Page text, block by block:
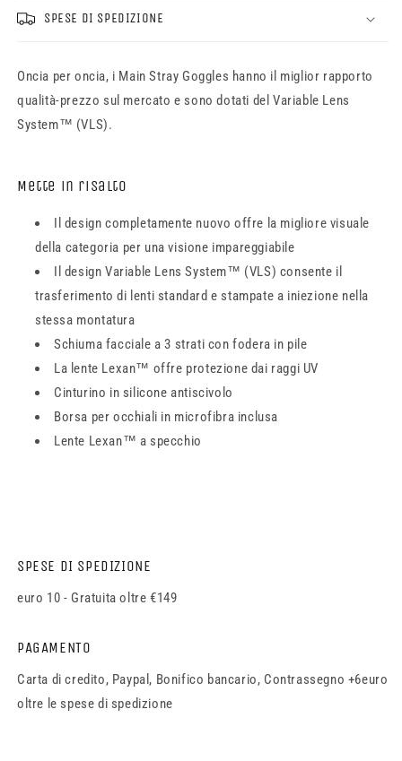
SPESE DI SPEDIZIONE
Oncia per oncia, i Main Stray Goggles hanno il miglior rapporto
qualità-prezzo sul mercato e sono dotati del Variable Lens
System™ (VLS).
Mette in risalto
Il design completamente nuovo offre la migliore visuale
della categoria per una visione impareggiabile
Il design Variable Lens System™ (VLS) consente il
trasferimento di lenti standard e stampate a iniezione nella
stessa montatura
Schiuma facciale a 3 strati con fodera in pile
La lente Lexan™ offre protezione dai raggi UV
Cinturino in silicone antiscivolo
Borsa per occhiali in microfibra inclusa
Lente Lexan™ a specchio
SPESE DI SPEDIZIONE
euro 10 - Gratuita oltre €149
PAGAMENTO
Carta di credito, Paypal, Bonifico bancario, Contrassegno +6euro
oltre le spese di spedizione